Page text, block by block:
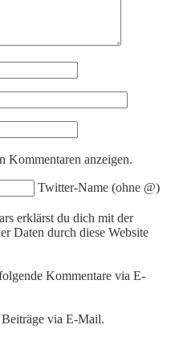
Kommentaren anzeigen.
Twitter-Name (ohne @)
erklärst du dich mit der
Daten durch diese Website
Kommentare via E-
via E-Mail.